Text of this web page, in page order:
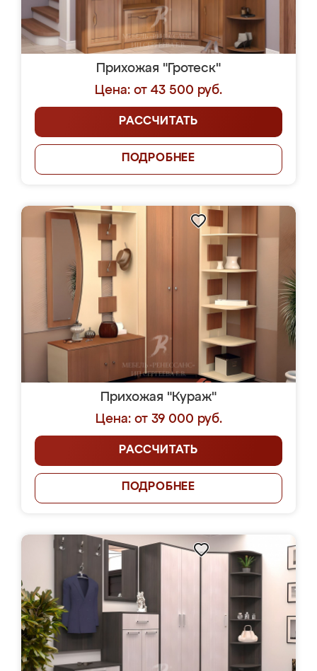
Прихожая "Гротеск"
Цена: от 43 500 руб.
РАССЧИТАТЬ
ПОДРОБНЕЕ
Прихожая "Кураж"
Цена: от 39 000 руб.
РАССЧИТАТЬ
ПОДРОБНЕЕ